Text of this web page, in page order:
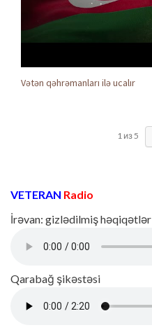
Vətən qəhrəmanları ilə ucalır
1 из 5
VETERAN Radio
İrəvan: gizlədilmiş həqiqətlər
Qarabağ şikəstəsi